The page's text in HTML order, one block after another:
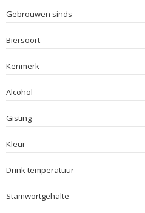
Gebrouwen sinds
Biersoort
Kenmerk
Alcohol
Gisting
Kleur
Drink temperatuur
Stamwortgehalte